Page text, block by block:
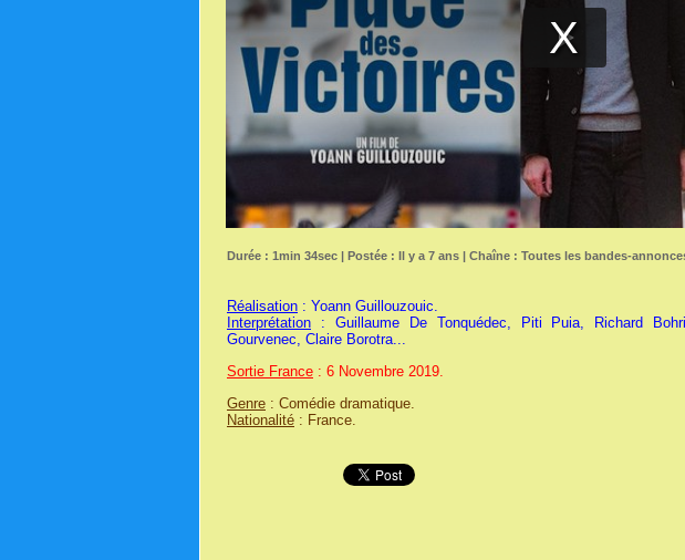
Durée : 1min 34sec | Postée : Il y a 7 ans | Chaîne : Toutes les bandes-
Réalisation : Yoann Guillouzouic.
Interprétation : Guillaume De Tonquédec, Piti Puia, Richard
Gourvenec, Claire Borotra...
Sortie France : 6 Novembre 2019.
Genre : Comédie dramatique.
Nationalité : France.